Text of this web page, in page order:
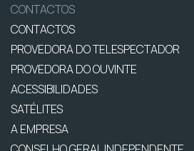
CONTACTOS
CONTACTOS
PROVEDORA DO TELESPECTADOR
PROVEDORA DO OUVINTE
ACESSIBILIDADES
SATÉLITES
A EMPRESA